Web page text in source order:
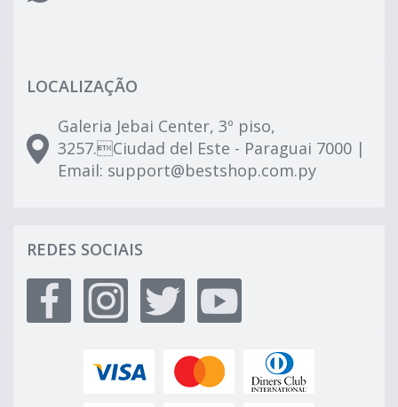
LOCALIZAÇÃO
Galeria Jebai Center, 3º piso,
3257.Ciudad del Este - Paraguai 7000 |
Email: support@bestshop.com.py
REDES SOCIAIS